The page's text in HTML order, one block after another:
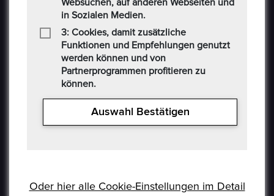
USEFUL LINKS
Websuchen, auf anderen Webseiten und
in Sozialen Medien.
3: Cookies, damit zusätzliche
Funktionen und Empfehlungen genutzt
werden können und von
Partnerprogrammen profitieren zu
können.
Auswahl Bestätigen
Oder hier alle Cookie-Einstellungen im Detail